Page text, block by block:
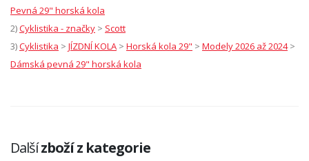
Pevná 29" horská kola
2)Cyklistika - značky > Scott
3)Cyklistika > JÍZDNÍ KOLA > Horská kola 29" > Modely 2026 až 2024 >
Dámská pevná 29" horská kola
Dalšízboží z kategorie